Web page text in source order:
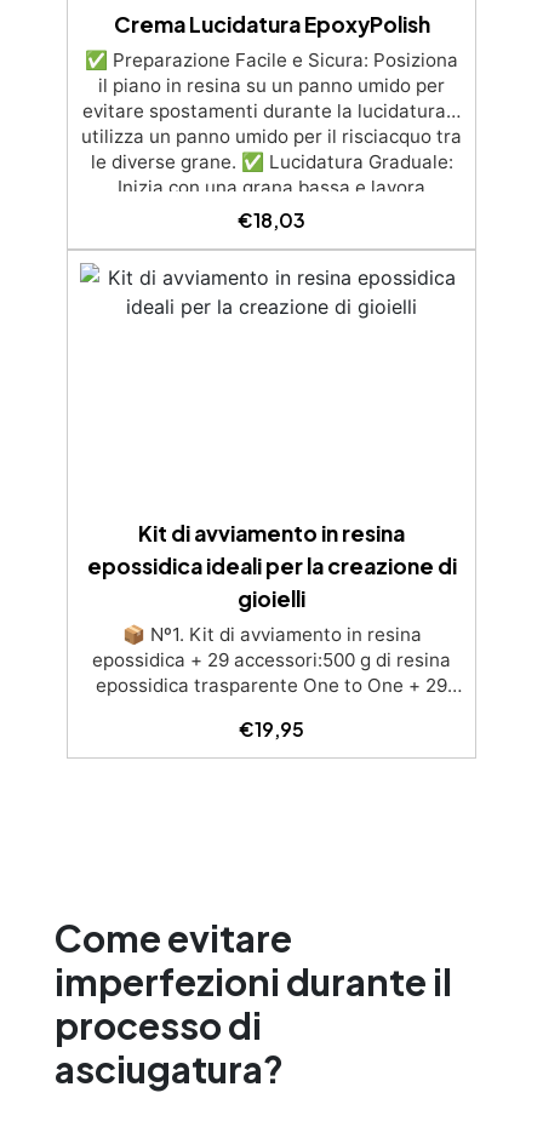
Crema Lucidatura EpoxyPolish
✅ Preparazione Facile e Sicura: Posiziona
il piano in resina su un panno umido per
evitare spostamenti durante la lucidatura e
utilizza un panno umido per il risciacquo tra
le diverse grane. ✅ Lucidatura Graduale:
Inizia con una grana bassa e lavora
uniformemente, muovendo la lucidatrice
costantemente per evitare danni alla
EpoxyPolish: Dopo la lucidatura, applica la
Crema EpoxyPolish per una finitura
garantendo risultati professionali e lucenti.
€18,03
Kit di avviamento in resina
epossidica ideali per la creazione di
gioielli
📦 Nº1. Kit di avviamento in resina
epossidica + 29 accessori:500 g di resina
epossidica trasparente One to One + 29
Contiene: 500 g di resina, 10 coloranti, 3
pigmenti, contagocce, bastoncini per
secchi, stampo in silicone per lettere,
portachiavi, punte per minitrapano, oltre
100 pezzi.
€19,95
Come evitare
imperfezioni durante il
processo di
asciugatura?